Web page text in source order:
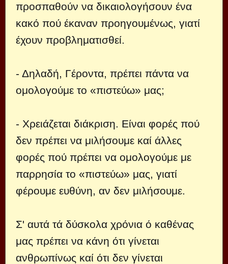
προσπαθούν να δικαιολογήσουν ένα
κακό πού έκαναν προηγουμένως, γιατί
έχουν προβληματισθεί.
- Δηλαδή, Γέροντα, πρέπει πάντα να
ομολογούμε το «πιστεύω» μας;
- Χρειάζεται διάκριση. Είναι φορές πού
δεν πρέπει να μιλήσουμε καί άλλες
φορές πού πρέπει να ομολογούμε με
παρρησία το «πιστεύω» μας, γιατί
φέρουμε ευθύνη, αν δεν μιλήσουμε.
Σ' αυτά τά δύσκολα χρόνια ό καθένας
μας πρέπει να κάνη ότι γίνεται
ανθρωπίνως καί ότι δεν γίνεται